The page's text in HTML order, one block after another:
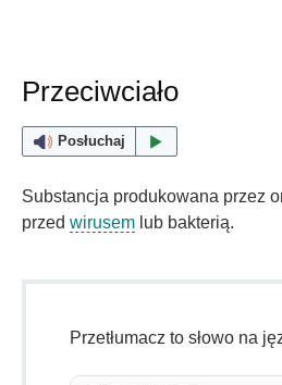
Przeciwciało
Posłuchaj
Substancja produkowana przez
przed wirusem lub bakterią.
Przetłumacz to słowo na